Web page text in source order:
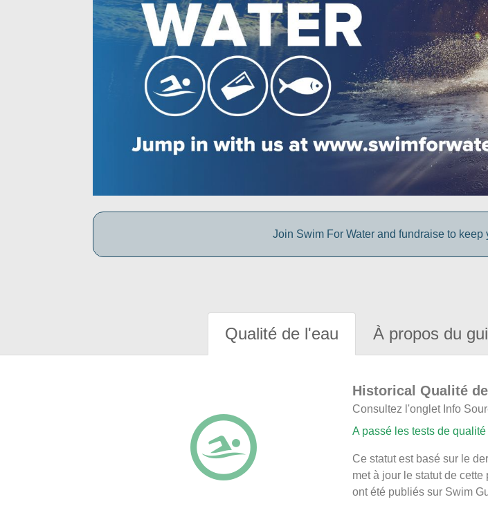
Join Swim For Water and fundraise to
Qualité de l'eau À propos du
Historical Qualité
Consultez l'onglet Info
A passé les tests de
Ce statut est basé sur le
met à jour le statut de
ont été publiés sur Swim